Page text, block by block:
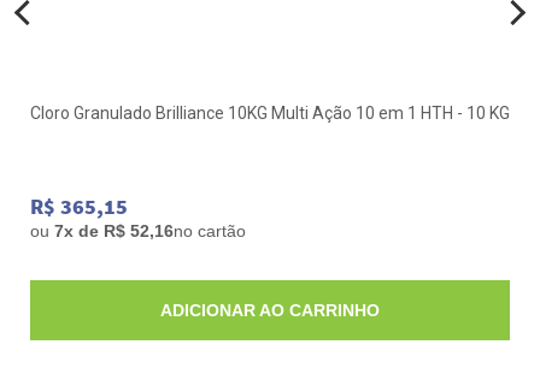
Cloro Granulado Brilliance 10KG Multi Ação 10 em 1 HTH - 10 KG
R$ 365,15
ou 7x de R$ 52,16no cartão
ADICIONAR AO CARRINHO